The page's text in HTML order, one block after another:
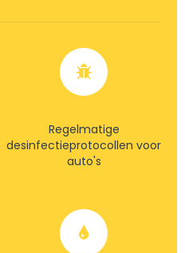
Regelmatige
desinfectieprotocollen voor
auto's